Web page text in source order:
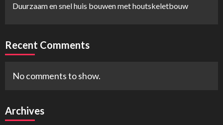
Duurzaam en snel huis bouwen met houtskeletbouw
Recent Comments
No comments to show.
Archives